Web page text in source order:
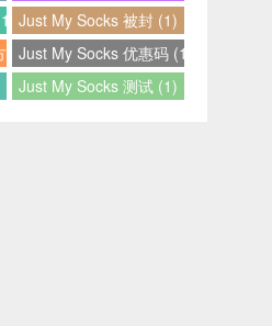
Just My Socks 被封 (1)
案 (1)
Just My Socks 优惠码 (1)
Just My Socks 测试 (1)